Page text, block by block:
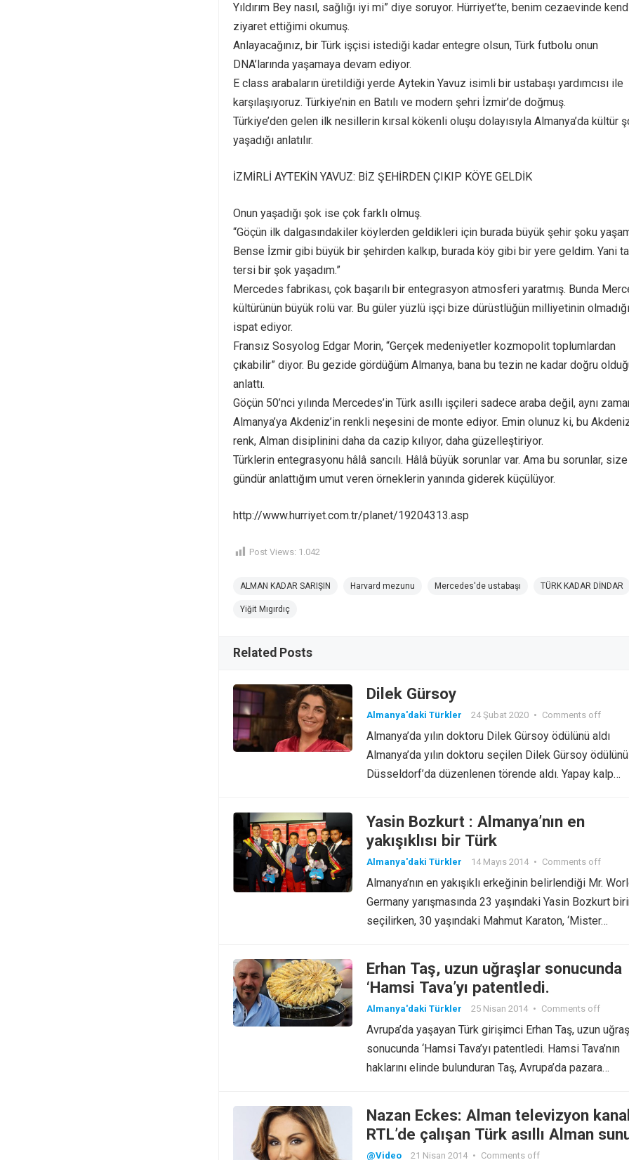
Yıldırım Bey nasıl, sağlığı iyi mi” diye soruyor. Hürriyet’te, benim cezaevinde
ziyaret ettiğimi okumuş.
Anlayacağınız, bir Türk işçisi istediği kadar entegre olsun, Türk futbolu onun
DNA’larında yaşamaya devam ediyor.
E class arabaların üretildiği yerde Aytekin Yavuz isimli bir ustabaşı yardımcısı ile
karşılaşıyoruz. Türkiye’nin en Batılı ve modern şehri İzmir’de doğmuş.
Türkiye’den gelen ilk nesillerin kırsal kökenli oluşu dolayısıyla Almanya’da kültür
yaşadığı anlatılır.
İZMİRLİ AYTEKİN YAVUZ: BİZ ŞEHİRDEN ÇIKIP KÖYE GELDİK
Onun yaşadığı şok ise çok farklı olmuş.
“Göçün ilk dalgasındakiler köylerden geldikleri için burada büyük şehir şoku
Bense İzmir gibi büyük bir şehirden kalkıp, burada köy gibi bir yere geldim. Yani
tersi bir şok yaşadım.”
Mercedes fabrikası, çok başarılı bir entegrasyon atmosferi yaratmış. Bunda
kültürünün büyük rolü var. Bu güler yüzlü işçi bize dürüstlüğün milliyetinin
ispat ediyor.
Fransız Sosyolog Edgar Morin, “Gerçek medeniyetler kozmopolit toplumlardan
çıkabilir” diyor. Bu gezide gördüğüm Almanya, bana bu tezin ne kadar doğru
anlattı.
Göçün 50’nci yılında Mercedes’in Türk asıllı işçileri sadece araba değil, aynı
Almanya’ya Akdeniz’in renkli neşesini de monte ediyor. Emin olunuz ki, bu
renk, Alman disiplinini daha da cazip kılıyor, daha güzelleştiriyor.
Türklerin entegrasyonu hâlâ sancılı. Hâlâ büyük sorunlar var. Ama bu sorunlar,
gündür anlattığım umut veren örneklerin yanında giderek küçülüyor.
http://www.hurriyet.com.tr/planet/19204313.asp
Post Views: 1.042
ALMAN KADAR SARIŞIN Harvard mezunu Mercedes'de ustabaşı TÜRK KADAR DİNDAR
Yiğit Mıgırdıç
Related Posts
Dilek Gürsoy
Almanya'daki Türkler 24 Şubat 2020 • Comments off
Almanya’da yılın doktoru Dilek Gürsoy ödülünü aldı
Almanya’da yılın doktoru seçilen Dilek Gürsoy ödülünü
Düsseldorf’da düzenlenen törende aldı. Yapay kalp…
Yasin Bozkurt : Almanya’nın en
yakışıklısı bir Türk
Almanya'daki Türkler 14 Mayıs 2014 • Comments off
Almanya’nın en yakışıklı erkeğinin belirlendiği Mr.
Germany yarışmasında 23 yaşındaki Yasin Bozkurt
seçilirken, 30 yaşındaki Mahmut Karaton, ‘Mister…
Erhan Taş, uzun uğraşlar sonucunda
‘Hamsi Tava’yı patentledi.
Almanya'daki Türkler 25 Nisan 2014 • Comments off
Avrupa’da yaşayan Türk girişimci Erhan Taş, uzun
sonucunda ‘Hamsi Tava’yı patentledi. Hamsi Tava’nın
haklarını elinde bulunduran Taş, Avrupa’da pazara…
Nazan Eckes: Alman televizyon
RTL’de çalışan Türk asıllı Alman
@Video 21 Nisan 2014 • Comments off